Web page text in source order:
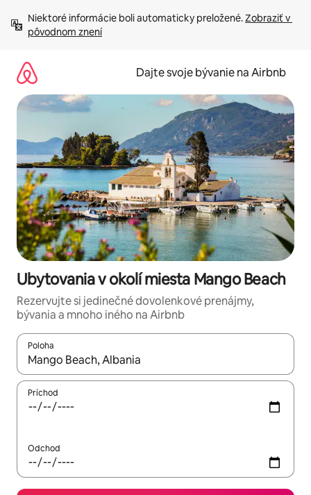
obsah.
Niektoré informácie boli automaticky preložené. Zobraziť v
pôvodnom znení
Dajte svoje bývanie na Airbnb
Ubytovania v okolí miesta Mango Beach
Rezervujte si jedinečné dovolenkové prenájmy,
bývania a mnoho iného na Airbnb
Poloha
Keď budú výsledky k dispozícii, môžete si ich prechádzať
Príchod
Odchod